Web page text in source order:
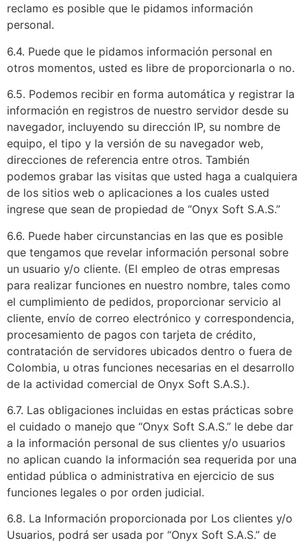
reclamo es posible que le pidamos información
personal.
6.4. Puede que le pidamos información personal en
otros momentos, usted es libre de proporcionarla o no.
6.5. Podemos recibir en forma automática y registrar la
información en registros de nuestro servidor desde su
navegador, incluyendo su dirección IP, su nombre de
equipo, el tipo y la versión de su navegador web,
direcciones de referencia entre otros. También
podemos grabar las visitas que usted haga a cualquiera
de los sitios web o aplicaciones a los cuales usted
ingrese que sean de propiedad de “Onyx Soft S.A.S.”
6.6. Puede haber circunstancias en las que es posible
que tengamos que revelar información personal sobre
un usuario y/o cliente. (El empleo de otras empresas
para realizar funciones en nuestro nombre, tales como
el cumplimiento de pedidos, proporcionar servicio al
cliente, envío de correo electrónico y correspondencia,
procesamiento de pagos con tarjeta de crédito,
contratación de servidores ubicados dentro o fuera de
Colombia, u otras funciones necesarias en el desarrollo
de la actividad comercial de Onyx Soft S.A.S.).
6.7. Las obligaciones incluidas en estas prácticas sobre
el cuidado o manejo que “Onyx Soft S.A.S.” le debe dar
a la información personal de sus clientes y/o usuarios
no aplican cuando la información sea requerida por una
entidad pública o administrativa en ejercicio de sus
funciones legales o por orden judicial.
6.8. La Información proporcionada por Los clientes y/o
Usuarios, podrá ser usada por “Onyx Soft S.A.S.” de